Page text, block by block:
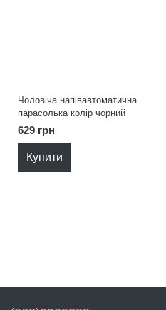
Чоловіча напівавтоматична
парасолька колір чорний
629 грн
Купити